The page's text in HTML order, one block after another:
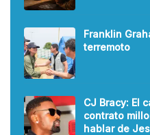
Franklin
terremoto
CJ Bracy: El
contrato
hablar de